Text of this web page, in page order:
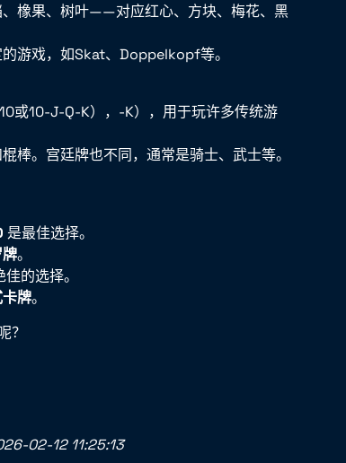
橡果、树叶——对应红心、方块、梅花、黑
游戏，如Skat、Doppelkopf等。
或10-J-Q-K），-K），用于玩许多传统游
棒。宫廷牌也不同，通常是骑士、武士等。
是最佳选择。
。
的选择。
牌。
？
02-12 11:25:13